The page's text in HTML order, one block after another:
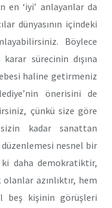
en ‘iyi’ anlayanlar da
dünyasının içindeki
Böylece
sürecinin dışına
haline getirmeniz
önerisini de
çünkü size göre
kadar sanattan
düzenlemesi nesnel bir
daha demokratiktir,
azınlıktır, hem
beş kişinin görüşleri